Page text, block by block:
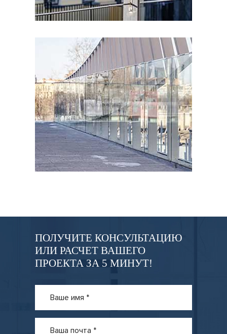
ПОЛУЧИТЕ КОНСУЛЬТАЦИЮ
ИЛИ РАСЧЕТ ВАШЕГО
ПРОЕКТА ЗА 5 МИНУТ!